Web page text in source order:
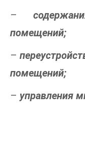
–
помещений;
–
помещений;
– управления